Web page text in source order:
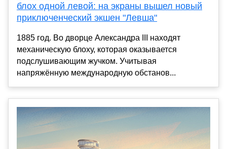
блох одной левой: на экраны вышел новый
приключенческий экшен "Левша"
1885 год. Во дворце Александра III находят
механическую блоху, которая оказывается
подслушивающим жучком. Учитывая
напряжённую международную обстанов...